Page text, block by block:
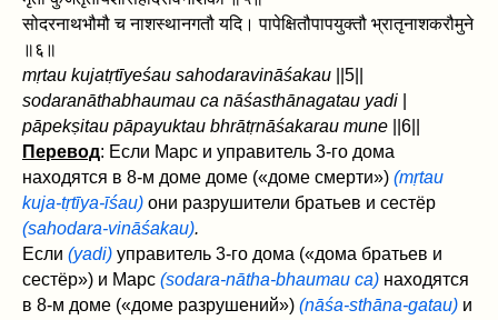
सोदरनाथभौमौ च नाशस्थानगतौ यदि। पापेक्षितौपापयुक्तौ भ्रातृनाशकरौमुने
॥६॥
mṛtau kujatṛtīyeśau sahodaravināśakau ||5||
sodaranāthabhaumau ca nāśasthānagatau yadi
pāpekṣitau pāpayuktau bhrātṛnāśakarau mune
||6||
Перевод: Если Марс и управитель 3-го дома
находятся в 8-м доме доме («доме смерти») (mṛtau
kuja-tṛtīya-īśau) они разрушители братьев и сестёр
(sahodara-vināśakau).
Если (yadi) управитель 3-го дома («дома братьев и
сестёр») и Марс (sodara-nātha-bhaumau ca) находятся
в 8-м доме («доме разрушений») (nāśa-sthāna-gatau) и